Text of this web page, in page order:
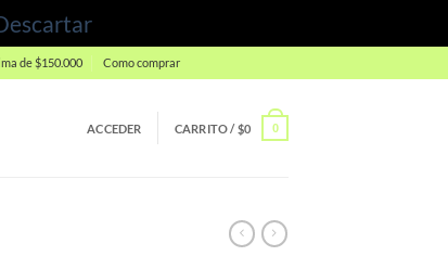
de $150.000 Como comprar
ACCEDER CARRITO /$0 0